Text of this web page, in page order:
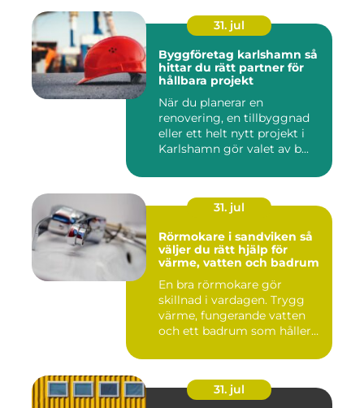
31. jul
Byggföretag karlshamn så
hittar du rätt partner för
hållbara projekt
När du planerar en
renovering, en tillbyggnad
eller ett helt nytt projekt i
Karlshamn gör valet av b...
31. jul
Rörmokare i sandviken så
väljer du rätt hjälp för
värme, vatten och badrum
En bra rörmokare gör
skillnad i vardagen. Trygg
värme, fungerande vatten
och ett badrum som håller
31. jul